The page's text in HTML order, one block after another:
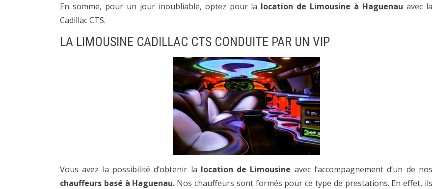
En somme, pour un jour inoubliable, optez pour la location de Limousine à Haguenau avec la
Cadillac CTS.
LA LIMOUSINE CADILLAC CTS CONDUITE PAR UN VIP
Vous avez la possibilité d’obtenir la location de Limousine avec l’accompagnement d’un de nos
chauffeurs basé à Haguenau. Nos chauffeurs sont formés pour ce type de prestations. En effet, ils